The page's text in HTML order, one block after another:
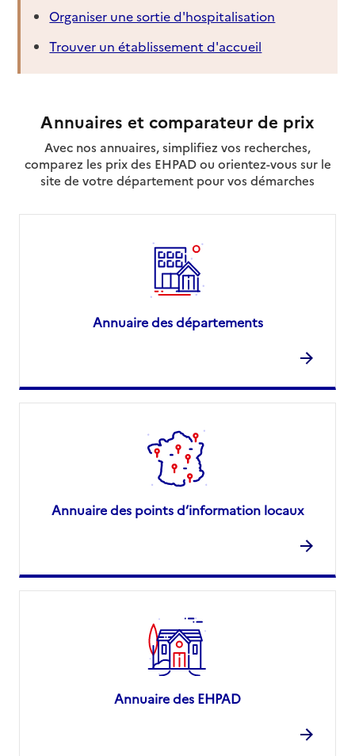
Organiser une sortie d'hospitalisation
Trouver un établissement d'accueil
Annuaires et comparateur de prix
Avec nos annuaires, simplifiez vos recherches,
comparez les prix des EHPAD ou orientez-vous sur le
site de votre département pour vos démarches
Annuaire des départements
Annuaire des points d’information locaux
Annuaire des EHPAD